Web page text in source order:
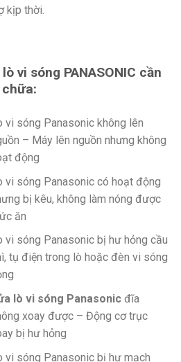
kịp thời.
vi sóng PANASONIC cần
vi sóng Panasonic không lên
– Máy lên nguồn nhưng không
động
vi sóng Panasonic có hoạt động
bị kêu, không làm nóng được
ăn
vi sóng Panasonic bị hư hỏng cầu
tụ điện trong lò hoặc đèn vi sóng
lò vi sóng Panasonic đĩa
xoay được – Động cơ trục
bị hư hỏng
vi sóng Panasonic bị hư mạch